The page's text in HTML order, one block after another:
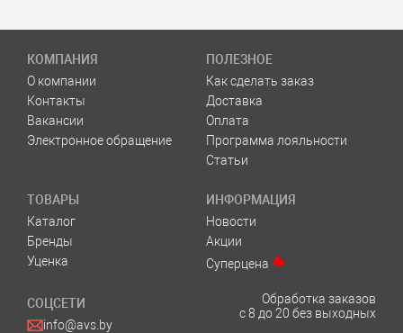
КОМПАНИЯ
О компании
Контакты
Вакансии
Электронное обращение
ПОЛЕЗНОЕ
Как сделать заказ
Доставка
Оплата
Программа лояльности
Статьи
ТОВАРЫ
Каталог
Бренды
Уценка
ИНФОРМАЦИЯ
Новости
Акции
Суперцена
СОЦСЕТИ
info@avs.by
Обработка заказов
с 8 до 20 без выходных